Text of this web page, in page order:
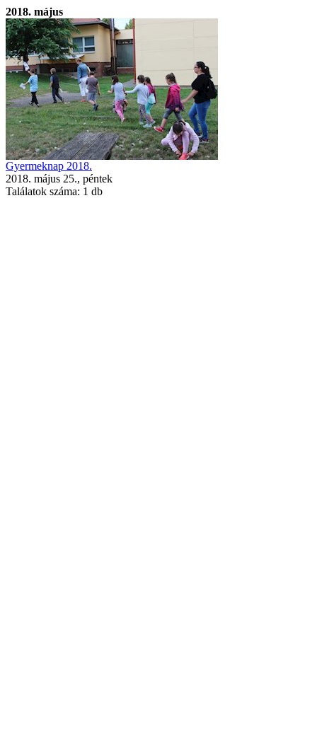
2018. május
Gyermeknap 2018.
2018. május 25., péntek
Találatok száma: 1 db